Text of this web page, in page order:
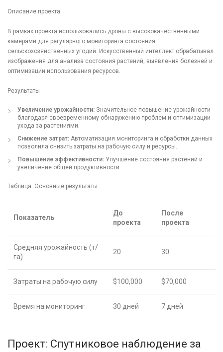
Описание проекта
В рамках проекта использовались дроны с высококачественными
камерами для регулярного мониторинга состояния
сельскохозяйственных угодий. Искусственный интеллект обрабатывал
изображения для анализа состояния растений, выявления болезней и
оптимизации использования ресурсов.
Результаты
Увеличение урожайности: Значительное повышение урожайности
благодаря своевременному обнаружению проблем и оптимизации
ухода за растениями.
Снижение затрат: Автоматизация мониторинга и обработки данных
позволила снизить затраты на рабочую силу и ресурсы.
Повышение эффективности: Улучшение состояния растений и
увеличение общей продуктивности.
Таблица: Основные результаты
Показатель
До
проекта
После
проекта
Средняя урожайность (т/
га)
20 30
Затраты на рабочую силу $100,000 $70,000
Время на мониторинг 30 дней 7 дней
Проект: Спутниковое наблюдение за